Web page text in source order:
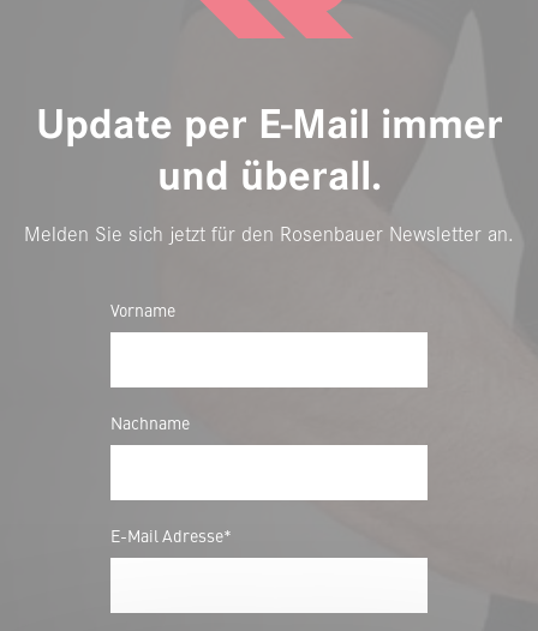
Update per E-Mail immer
und überall.
Melden Sie sich jetzt für den Rosenbauer Newsletter an.
Vorname
Nachname
E-Mail Adresse*